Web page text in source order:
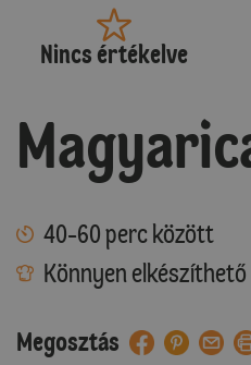
Nincs értékelve
40-60 perc között
Könnyen elkészíthető
Megosztás